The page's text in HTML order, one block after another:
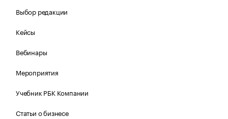
Выбор редакции
Кейсы
Вебинары
Мероприятия
Учебник РБК Компании
Статьи о бизнесе